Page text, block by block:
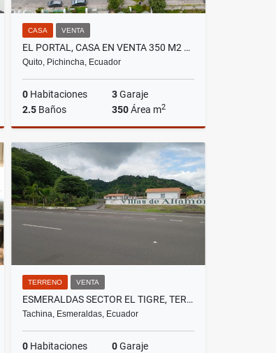
CASA VENTA
EL PORTAL, CASA EN VENTA 350 M2 DE CONSTRUCCIÓN
Quito, Pichincha, Ecuador
0 Habitaciones 3Garaje
2.5 Baños 350Área m2
Venta
US$265,000
TERRENO VENTA
ESMERALDAS SECTOR EL TIGRE, TERRENO EN VENTA, 88.209,54 M2
Tachina, Esmeraldas, Ecuador
0 Habitaciones 0Garaje